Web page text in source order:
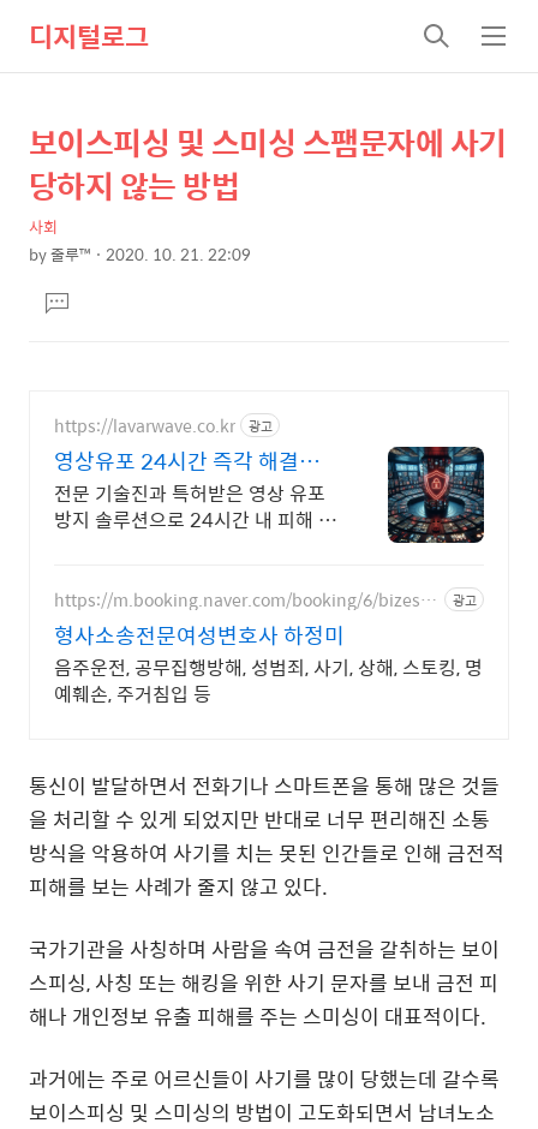
디지털로그
검
색
메
뉴
상
세
컨
텐
본
제
목
보이스피싱 및 스미싱 스팸문자에 사기
당하지 않는 방법
사회
by줄루™ 2020. 10. 21. 22:09
문댓
글
https://lavarwave.co.kr 광고
영상유포 24시간 즉각 해결
365일 상담으로 협박 구제
전문 기술진과 특허받은 영상 유포
방지 솔루션으로 24시간 내 피해 완
https://m.booking.naver.com/booking/6/bizes/1
47504
광고
형사소송전문여성변호사 하정미
음주운전, 공무집행방해, 성범죄, 사기, 상해, 스토킹, 명
예훼손, 주거침입 등
통신이 발달하면서 전화기나 스마트폰을 통해 많은 것들
을 처리할 수 있게 되었지만 반대로 너무 편리해진 소통
방식을 악용하여 사기를 치는 못된 인간들로 인해 금전적
피해를 보는 사례가 줄지 않고 있다.
국가기관을 사칭하며 사람을 속여 금전을 갈취하는 보이
스피싱, 사칭 또는 해킹을 위한 사기 문자를 보내 금전 피
해나 개인정보 유출 피해를 주는 스미싱이 대표적이다.
과거에는 주로 어르신들이 사기를 많이 당했는데 갈수록
보이스피싱 및 스미싱의 방법이 고도화되면서 남녀노소